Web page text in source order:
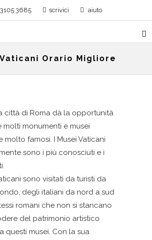
3685 scrivici aiuto
Orario Migliore
città di Roma dà la opportunità
molti monumenti e musei
molto famosi. I Musei Vaticani
sono i più conosciuti e i
sono visitati da turisti da
degli italiani da nord a sud
romani che non si stancano
del patrimonio artistico
questi musei. Con la sua